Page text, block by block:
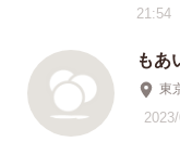
21:54
もあ
東